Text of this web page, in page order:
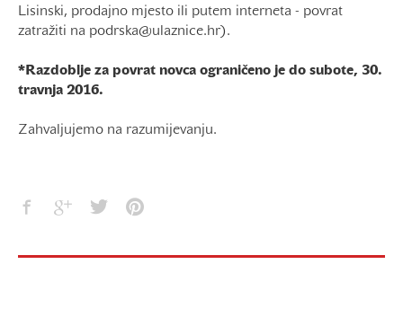
Lisinski, prodajno mjesto ili putem interneta - povrat
zatražiti na podrska@ulaznice.hr).
*Razdoblje za povrat novca ograničeno je do subote, 30.
travnja 2016.
Zahvaljujemo na razumijevanju.